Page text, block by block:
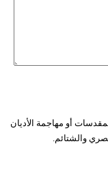
أو مهاجمة الأديان
والشتائم.